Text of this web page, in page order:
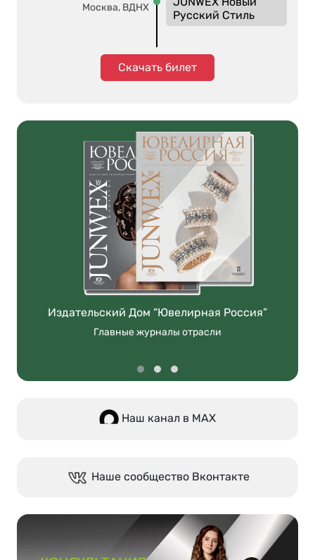
Москва, ВДНХ
Русский Стиль
Скачать билет
Издательский Дом “Ювелирная Россия”
Главные журналы отрасли
Наш канал в МАХ
Наше сообщество Вконтакте